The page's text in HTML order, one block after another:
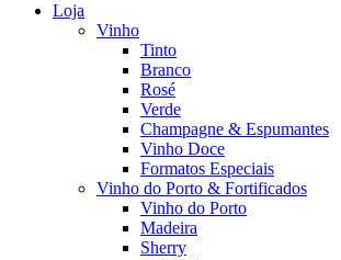
Loja
Vinho
Tinto
Branco
Rosé
Verde
Champagne & Espumantes
Vinho Doce
Formatos Especiais
Vinho do Porto & Fortificados
Vinho do Porto
Madeira
Sherry